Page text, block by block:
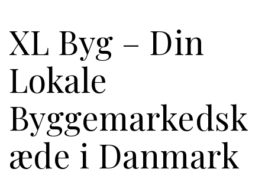
XL Byg – Din
Lokale
Byggemarkedsk
æde i Danmark